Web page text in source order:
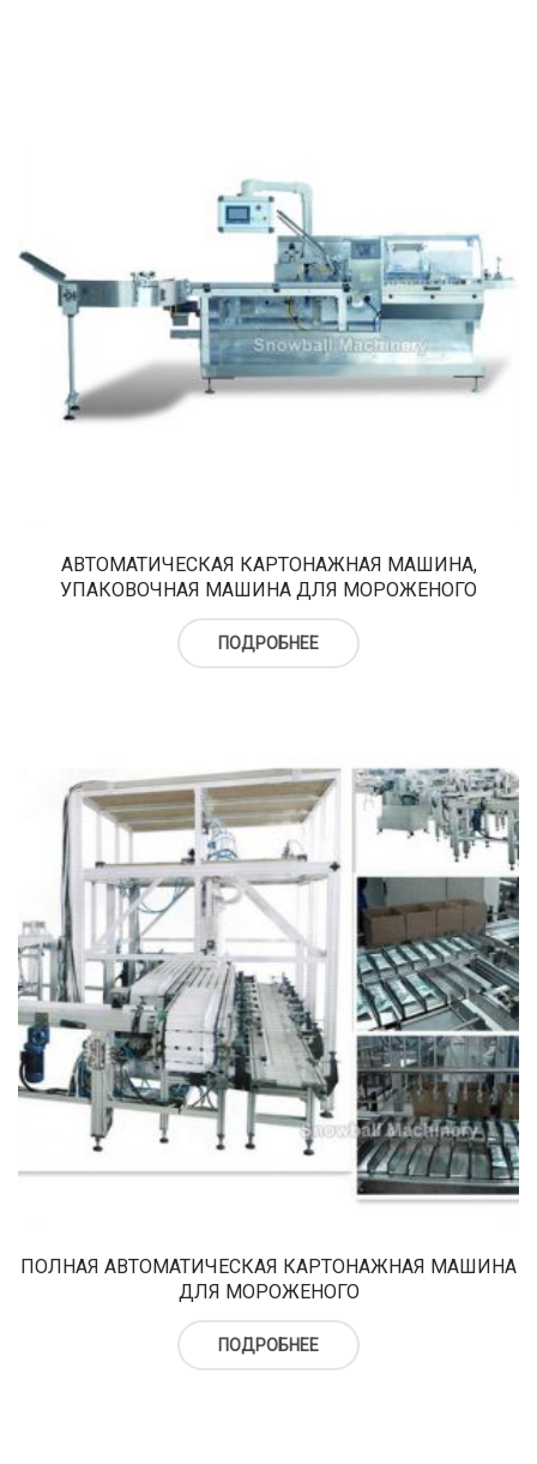
АВТОМАТИЧЕСКАЯ КАРТОНАЖНАЯ МАШИНА,
УПАКОВОЧНАЯ МАШИНА ДЛЯ МОРОЖЕНОГО
ПОДРОБНЕЕ
ПОЛНАЯ АВТОМАТИЧЕСКАЯ КАРТОНАЖНАЯ МАШИНА
ДЛЯ МОРОЖЕНОГО
ПОДРОБНЕЕ